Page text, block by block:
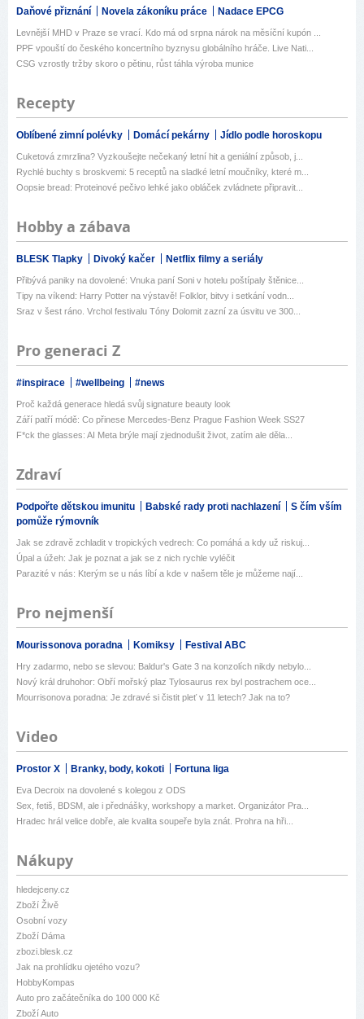
Daňové přiznání Novela zákoníku práce Nadace EPCG
Levnější MHD v Praze se vrací. Kdo má od srpna nárok na měsíční kupón ...
PPF vpouští do českého koncertního byznysu globálního hráče. Live Nati...
CSG vzrostly tržby skoro o pětinu, růst táhla výroba munice
Recepty
Oblíbené zimní polévky Domácí pekárny Jídlo podle horoskopu
Cuketová zmrzlina? Vyzkoušejte nečekaný letní hit a geniální způsob, j...
Rychlé buchty s broskvemi: 5 receptů na sladké letní moučníky, které m...
Oopsie bread: Proteinové pečivo lehké jako obláček zvládnete připravit...
Hobby a zábava
BLESK Tlapky Divoký kačer Netflix filmy a seriály
Přibývá paniky na dovolené: Vnuka paní Soni v hotelu poštípaly štěnice...
Tipy na víkend: Harry Potter na výstavě! Folklor, bitvy i setkání vodn...
Sraz v šest ráno. Vrchol festivalu Tóny Dolomit zazní za úsvitu ve 300...
Pro generaci Z
#inspirace #wellbeing #news
Proč každá generace hledá svůj signature beauty look
Září patří módě: Co přinese Mercedes-Benz Prague Fashion Week SS27
F*ck the glasses: AI Meta brýle mají zjednodušit život, zatím ale děla...
Zdraví
Podpořte dětskou imunitu Babské rady proti nachlazení
S čím vším
pomůže rýmovník
Jak se zdravě zchladit v tropických vedrech: Co pomáhá a kdy už riskuj...
Úpal a úžeh: Jak je poznat a jak se z nich rychle vyléčit
Parazité v nás: Kterým se u nás líbí a kde v našem těle je můžeme nají...
Pro nejmenší
Mourissonova poradna Komiksy Festival ABC
Hry zadarmo, nebo se slevou: Baldur's Gate 3 na konzolích nikdy nebylo...
Nový král druhohor: Obří mořský plaz Tylosaurus rex byl postrachem oce...
Mourrisonova poradna: Je zdravé si čistit pleť v 11 letech? Jak na to?
Video
Prostor X Branky, body, kokoti Fortuna liga
Eva Decroix na dovolené s kolegou z ODS
Sex, fetiš, BDSM, ale i přednášky, workshopy a market. Organizátor Pra...
Hradec hrál velice dobře, ale kvalita soupeře byla znát. Prohra na hři...
Nákupy
hledejceny.cz
Zboží Živě
Osobní vozy
Zboží Dáma
zbozi.blesk.cz
Jak na prohlídku ojetého vozu?
HobbyKompas
Auto pro začátečníka do 100 000 Kč
Zboží Auto